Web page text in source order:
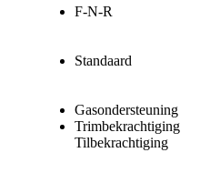
F-N-R
Standaard
Gasondersteuning
Trimbekrachtiging
Tilbekrachtiging